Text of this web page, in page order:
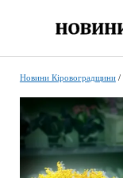
Новини Кіровоградщини/